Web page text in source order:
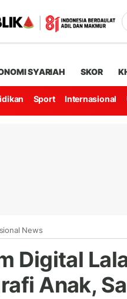
SYARIAH SKOR
Sport Internasional
News
Digital
Anak,